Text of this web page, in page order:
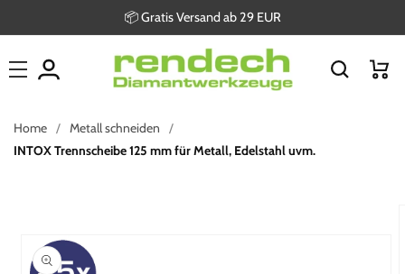
Inhalt
📦 Gratis Versand ab 29 EUR
Home
Metall schneiden
INTOX Trennscheibe 125 mm für Metall, Edelstahl uvm.